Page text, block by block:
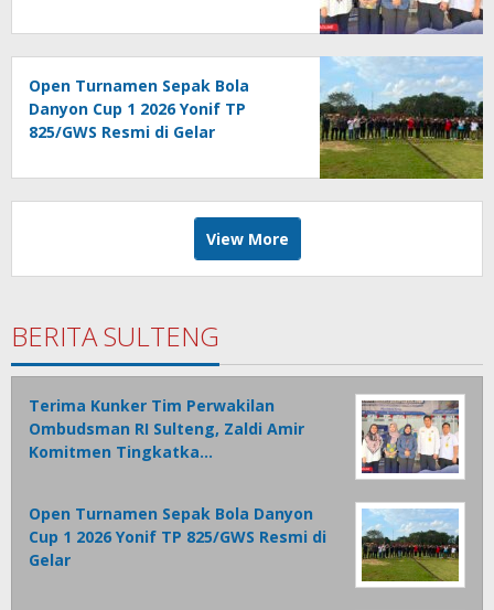
Akuntabel Bebas Mal
Administrasi
Open Turnamen Sepak Bola
Danyon Cup 1 2026 Yonif TP
825/GWS Resmi di Gelar
View More
BERITA SULTENG
Terima Kunker Tim Perwakilan
Ombudsman RI Sulteng, Zaldi Amir
Komitmen Tingkatka…
Open Turnamen Sepak Bola Danyon
Cup 1 2026 Yonif TP 825/GWS Resmi di
Gelar